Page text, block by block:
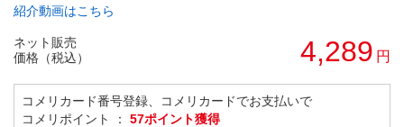
紹介動画はこちら
ネット販売
価格（税込）
4,289 円
コメリカード番号登録、コメリカードでお支払いで
コメリポイント ： 57ポイント獲得